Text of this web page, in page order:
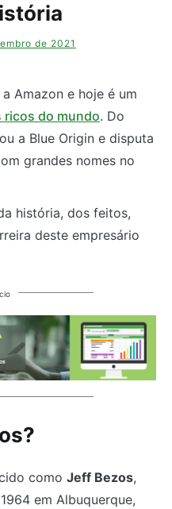
de 2021
Amazon e hoje é um
ricos do mundo. Do
a Blue Origin e disputa
grandes nomes no
história, dos feitos,
deste empresário
como Jeff Bezos,
em Albuquerque,